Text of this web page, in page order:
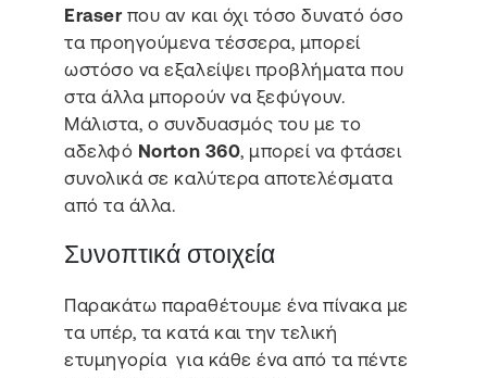
Eraser που αν και όχι τόσο δυνατό όσο
τα προηγούμενα τέσσερα, μπορεί
ωστόσο να εξαλείψει προβλήματα που
στα άλλα μπορούν να ξεφύγουν.
Μάλιστα, ο συνδυασμός του με το
αδελφό Norton 360, μπορεί να φτάσει
συνολικά σε καλύτερα αποτελέσματα
από τα άλλα.
Συνοπτικά στοιχεία
Παρακάτω παραθέτουμε ένα πίνακα με
τα υπέρ, τα κατά και την τελική
ετυμηγορία για κάθε ένα από τα πέντε